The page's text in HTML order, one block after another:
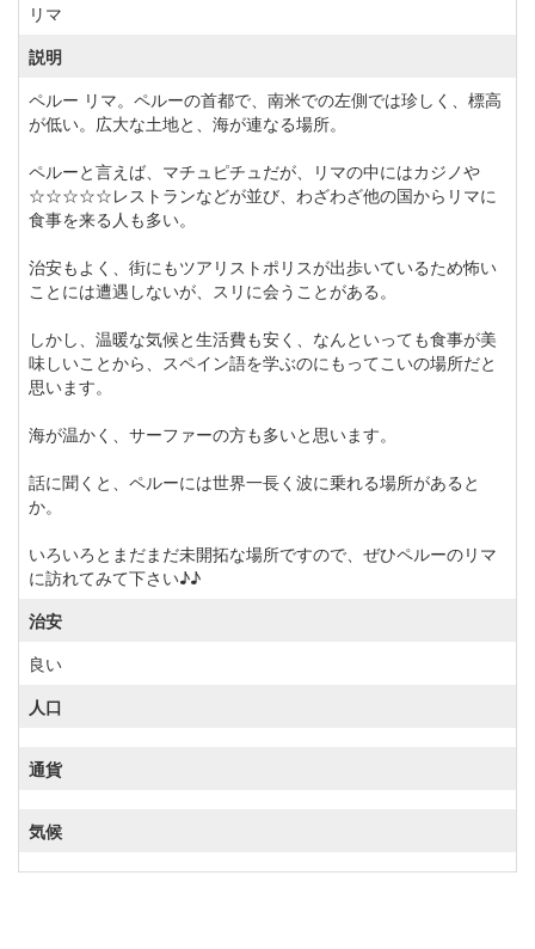
リマ
説明
ペルー リマ。ペルーの首都で、南米での左側では珍しく、標高
が低い。広大な土地と、海が連なる場所。
ペルーと言えば、マチュピチュだが、リマの中にはカジノや
☆☆☆☆☆レストランなどが並び、わざわざ他の国からリマに
食事を来る人も多い。
治安もよく、街にもツアリストポリスが出歩いているため怖い
ことには遭遇しないが、スリに会うことがある。
しかし、温暖な気候と生活費も安く、なんといっても食事が美
味しいことから、スペイン語を学ぶのにもってこいの場所だと
思います。
海が温かく、サーファーの方も多いと思います。
話に聞くと、ペルーには世界一長く波に乗れる場所があると
か。
いろいろとまだまだ未開拓な場所ですので、ぜひペルーのリマ
に訪れてみて下さい♪♪
治安
良い
人口
通貨
気候